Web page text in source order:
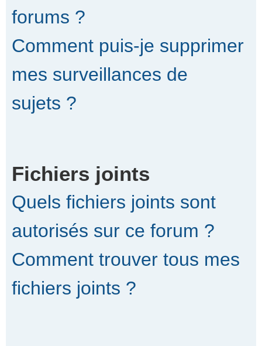
forums ?
Comment puis-je supprimer
mes surveillances de
sujets ?
Fichiers joints
Quels fichiers joints sont
autorisés sur ce forum ?
Comment trouver tous mes
fichiers joints ?